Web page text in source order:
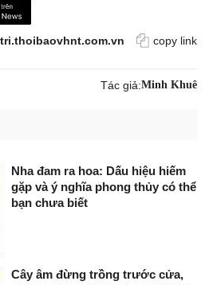
copy link
Tác giả:Minh Khuê
Nha đam ra hoa: Dấu hiệu hiếm
gặp và ý nghĩa phong thủy có thể
bạn chưa biết
Cây âm đừng trồng trước cửa,